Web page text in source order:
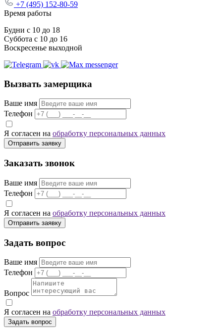
+7 (495) 152-80-59
Время работы
Будни с 10 до 18
Суббота с 10 до 16
Воскресенье выходной
Вызвать замерщика
Ваше имя
Телефон
Я согласен на обработку персональных данных
Отправить заявку
Заказать звонок
Ваше имя
Телефон
Я согласен на обработку персональных данных
Отправить заявку
Задать вопрос
Ваше имя
Телефон
Вопрос
Я согласен на обработку персональных данных
Задать вопрос